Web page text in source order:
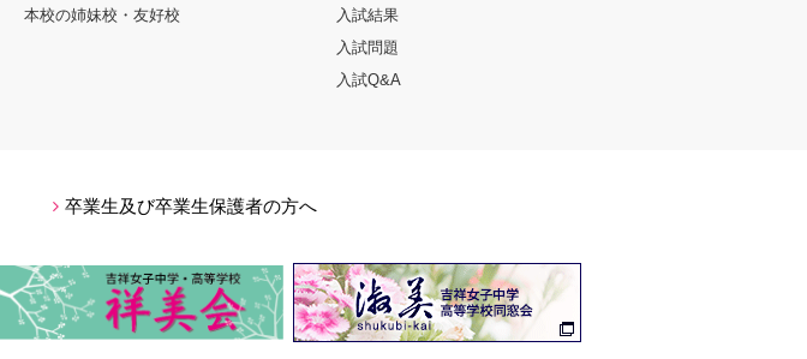
本校の姉妹校・友好校
入試結果
入試問題
入試Q&A
卒業生及び卒業生保護者の方へ